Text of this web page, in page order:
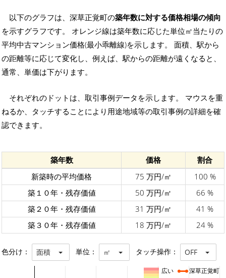
以下のグラフは、深草正覚町の築年数に対する価格相場の傾向
を示すグラフです。 オレンジ線は築年数に応じた単位㎡当たりの
平均中古マンション価格(最小乖離線)を示します。 面積、駅から
の距離等に応じて変化し、例えば、駅からの距離が遠くなると、
通常、単価は下がります。
それぞれのドットは、取引事例データを示します。 マウスを重
ねるか、タッチすることにより用途地域等の取引事例の詳細を確
認できます。
築年数 価格
割合
新築時の平均価格
75 万円/㎡
100 %
築１０年・残存価値
50 万円/㎡
66 %
築２０年・残存価値
31 万円/㎡
41 %
築３０年・残存価値
18 万円/㎡ 24 %
色分け： 面積 単位： ㎡ タッチ操作： OFF
深草正覚町
広い